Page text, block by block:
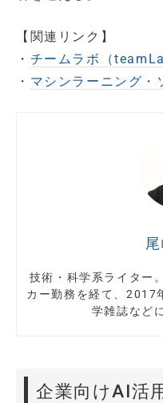
【関連リンク】
・ チームラボ（
・ マシンラーニング・
技術・科学系ライター
カー勤務を経て、2017
学雑誌など
企業向けAI活